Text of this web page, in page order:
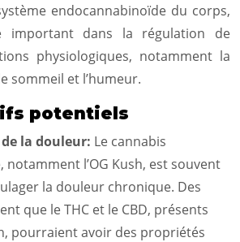
endocannabinoïde du corps,
dans la régulation de
physiologiques, notamment la
sommeil et l’humeur.
potentiels
la douleur: Le cannabis
l’OG Kush, est souvent
la douleur chronique. Des
que le THC et le CBD, présents
pourraient avoir des propriétés